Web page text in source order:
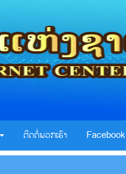
ຕິດຕໍ່ພວກເຮົາ Facebook